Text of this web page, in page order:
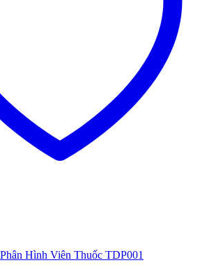
Hình Viên Thuốc TDP001